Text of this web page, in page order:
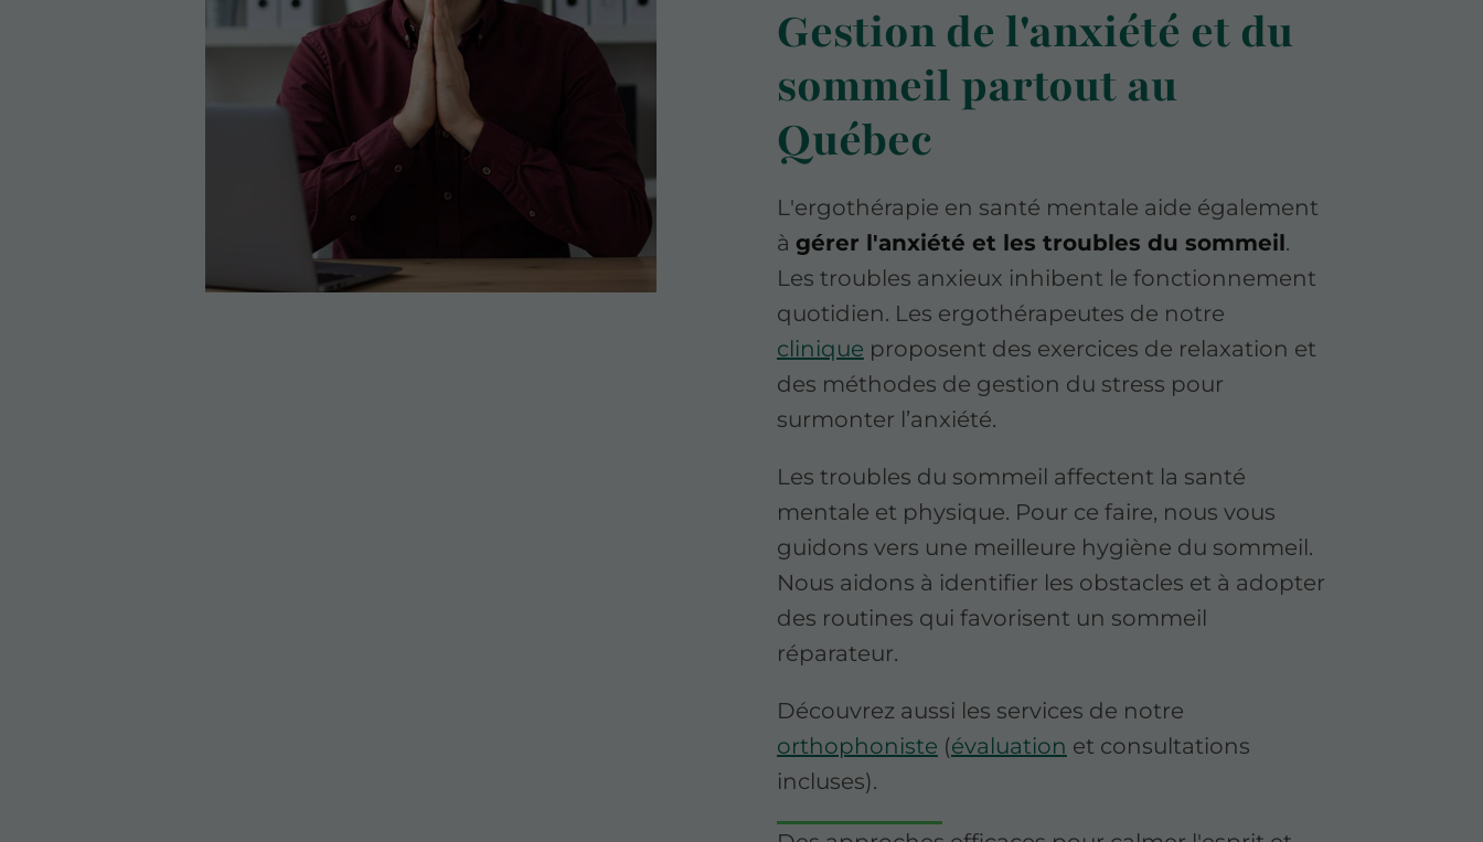
Gestion de l'anxiété et du
sommeil partout au
Québec
L'ergothérapie en santé mentale aide également
à gérer l'anxiété et les troubles du sommeil.
Les troubles anxieux inhibent le fonctionnement
quotidien. Les ergothérapeutes de notre
clinique proposent des exercices de relaxation et
des méthodes de gestion du stress pour
surmonter l’anxiété.
Les troubles du sommeil affectent la santé
mentale et physique. Pour ce faire, nous vous
guidons vers une meilleure hygiène du sommeil.
Nous aidons à identifier les obstacles et à adopter
des routines qui favorisent un sommeil
réparateur.
Découvrez aussi les services de notre
orthophoniste (évaluation et consultations
incluses).